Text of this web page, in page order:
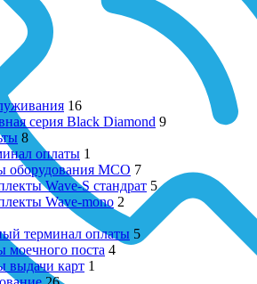
16
серия Black Diamond 9
8
оплаты 1
оборудования МСО 7
Wave-S стандрат 5
Wave-mono 2
терминал оплаты 5
моечного поста 4
выдачи карт 1